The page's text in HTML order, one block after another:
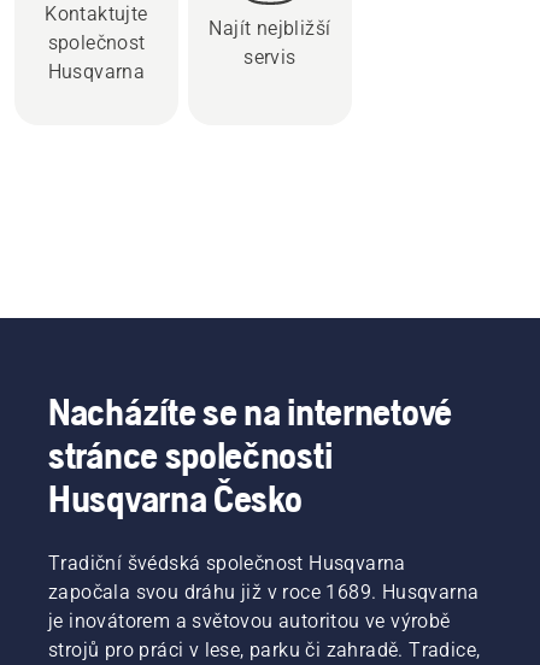
Kontaktujte
společnost
Husqvarna
Najít nejbližší
servis
Nacházíte se na internetové
stránce společnosti
Husqvarna Česko
Tradiční švédská společnost Husqvarna
započala svou dráhu již v roce 1689. Husqvarna
je inovátorem a světovou autoritou ve výrobě
strojů pro práci v lese, parku či zahradě. Tradice,